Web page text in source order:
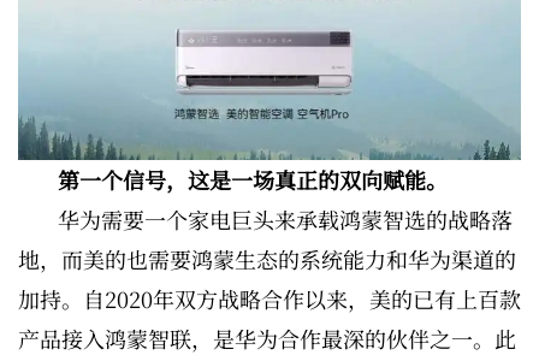
第一个信号，这是一场真正的双向赋能。
华为需要一个家电巨头来承载鸿蒙智选的战略落
地，而美的也需要鸿蒙生态的系统能力和华为渠道的
加持。自2020年双方战略合作以来，美的已有上百款
产品接入鸿蒙智联，是华为合作最深的伙伴之一。此